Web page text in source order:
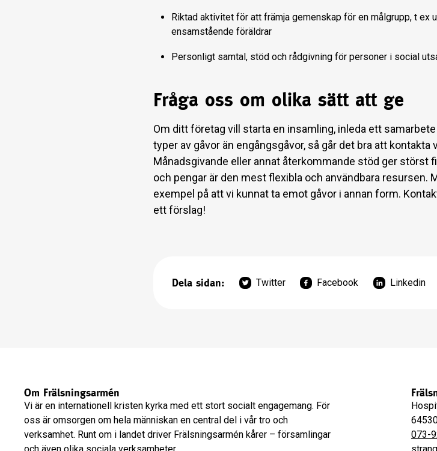
Riktad aktivitet för att främja gemenskap för en målgrupp, t ex
ensamstående föräldrar
Personligt samtal, stöd och rådgivning för personer i social
Fråga oss om olika sätt att ge
Om ditt företag vill starta en insamling, inleda ett
typer av gåvor än engångsgåvor, så går det bra att kontakta
Månadsgivande eller annat återkommande stöd ger störst
och pengar är den mest flexibla och användbara resursen.
exempel på att vi kunnat ta emot gåvor i annan form.
ett förslag!
Dela sidan: Twitter Facebook Linkedin
Om Frälsningsarmén
Vi är en internationell kristen kyrka med ett stort socialt engagemang. För
oss är omsorgen om hela människan en central del i vår tro och
verksamhet. Runt om i landet driver Frälsningsarmén kårer – församlingar
073-